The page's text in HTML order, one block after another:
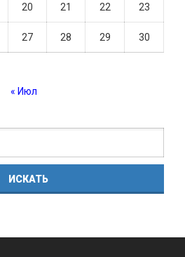
20 21 22 23
27 28 29 30
« Июл